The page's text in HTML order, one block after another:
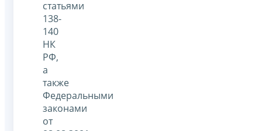
статьями
138-
140
НК
РФ,
а
также
Федеральными
законами
от